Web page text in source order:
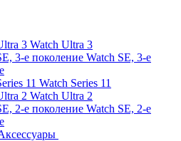
Watch Ultra 3
Watch SE, 3-е
Watch Series 11
Watch Ultra 2
Watch SE, 2-е